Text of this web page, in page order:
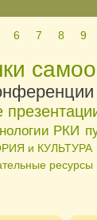
6 7 8 9
РКИ
и КУЛЬТУРА
ресурсы